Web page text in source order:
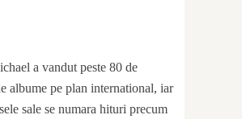
a vandut peste 80 de
albume pe plan international, iar
sale se numara hituri precum